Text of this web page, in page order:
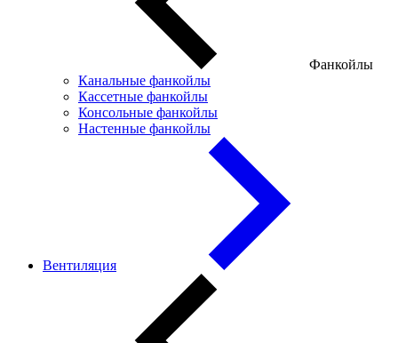
Фанкойлы
Канальные фанкойлы
Кассетные фанкойлы
Консольные фанкойлы
Настенные фанкойлы
Вентиляция